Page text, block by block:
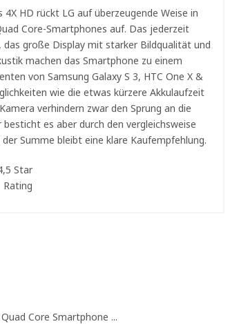
HD rückt LG auf überzeugende Weise in
Core-Smartphones auf. Das jederzeit
große Display mit starker Bildqualität und
machen das Smartphone zu einem
von Samsung Galaxy S 3, HTC One X &
wie die etwas kürzere Akkulaufzeit
verhindern zwar den Sprung an die
besticht es aber durch den vergleichsweise
Summe bleibt eine klare Kaufempfehlung.
Core Smartphone ...